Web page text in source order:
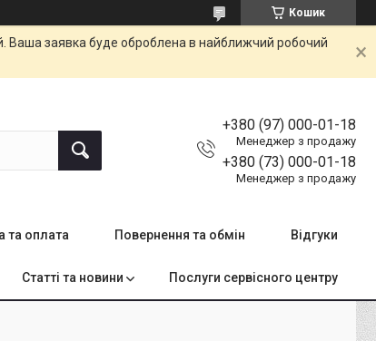
Кошик
Ваша заявка буде оброблена в найближчий робочий
+380 (97) 000-01-18
Менеджер з продажу
+380 (73) 000-01-18
Менеджер з продажу
та оплата Повернення та обмін Відгуки
Статті та новини Послуги сервісного центру